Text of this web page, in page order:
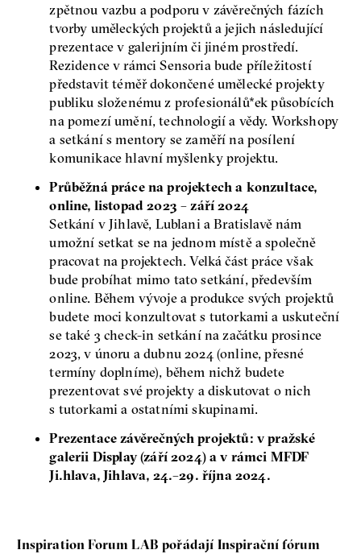
zpětnou vazbu a podporu v závěrečných fázích
tvorby uměleckých projektů a jejich následující
prezentace v galerijním či jiném prostředí.
Rezidence v rámci Sensoria bude příležitostí
představit téměř dokončené umělecké projekty
publiku složenému z profesionálů*ek působících
na pomezí umění, technologií a vědy. Workshopy
a setkání s mentory se zaměří na posílení
komunikace hlavní myšlenky projektu.
Průběžná práce na projektech a konzultace,
online, listopad 2023 – září 2024
Setkání v Jihlavě, Lublani a Bratislavě nám
umožní setkat se na jednom místě a společně
pracovat na projektech. Velká část práce však
bude probíhat mimo tato setkání, především
online. Během vývoje a produkce svých projektů
budete moci konzultovat s tutorkami a uskuteční
se také 3 check-in setkání na začátku prosince
2023, v únoru a dubnu 2024 (online, přesné
termíny doplníme), během nichž budete
prezentovat své projekty a diskutovat o nich
s tutorkami a ostatními skupinami.
Prezentace závěrečných projektů: v pražské
galerii Display (září 2024) a v rámci MFDF
Ji.hlava, Jihlava, 24.–29. října 2024.
Inspiration Forum LAB pořádají Inspirační fórum